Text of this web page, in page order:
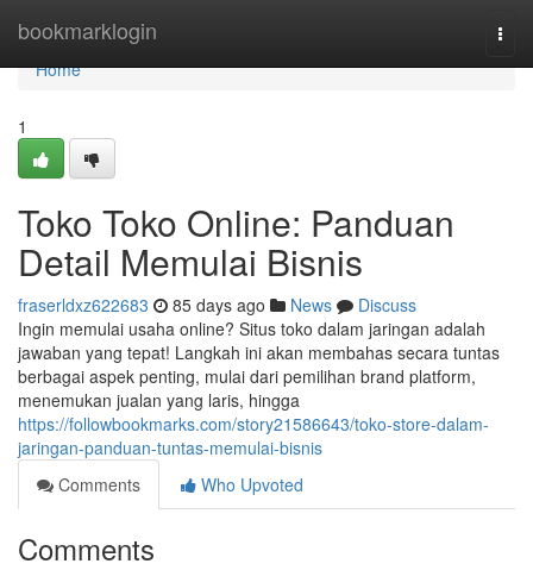
bookmarklogin
Home
Home
1
Toko Toko Online: Panduan
Detail Memulai Bisnis
fraserldxz622683 85 days ago News
Discuss
Ingin memulai usaha online? Situs toko dalam jaringan adalah
jawaban yang tepat! Langkah ini akan membahas secara tuntas
berbagai aspek penting, mulai dari pemilihan brand platform,
menemukan jualan yang laris, hingga
https://followbookmarks.com/story21586643/toko-store-dalam-
jaringan-panduan-tuntas-memulai-bisnis
Comments
Who Upvoted
Comments